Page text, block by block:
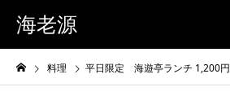
海老源
料理 平日限定 海遊亭ランチ 1,200円